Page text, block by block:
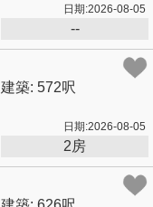
日期:2026-08-05
--
建築: 572呎
日期:2026-08-05
2房